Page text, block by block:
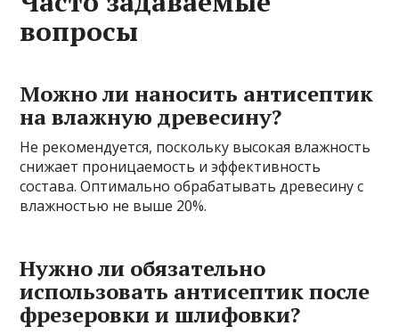
вопросы
Можно ли наносить антисептик
на влажную древесину?
Не рекомендуется, поскольку высокая влажность
снижает проницаемость и эффективность
состава. Оптимально обрабатывать древесину с
влажностью не выше 20%.
Нужно ли обязательно
использовать антисептик после
фрезеровки и шлифовки?